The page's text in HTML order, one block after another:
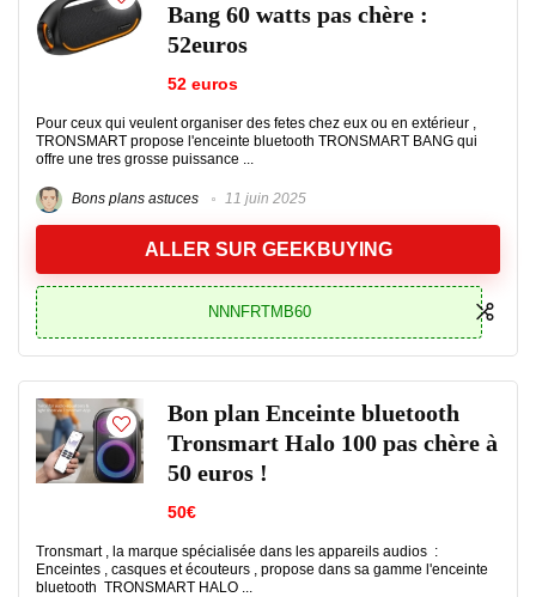
Bang 60 watts pas chère :
52euros
52 euros
Pour ceux qui veulent organiser des fetes chez eux ou en extérieur ,
TRONSMART propose l'enceinte bluetooth TRONSMART BANG qui
offre une tres grosse puissance ...
Bons plans astuces 11 juin 2025
ALLER SUR GEEKBUYING
NNNFRTMB60
Bon plan Enceinte bluetooth
Tronsmart Halo 100 pas chère à
50 euros !
50€
Tronsmart , la marque spécialisée dans les appareils audios :
Enceintes , casques et écouteurs , propose dans sa gamme l'enceinte
bluetooth TRONSMART HALO ...